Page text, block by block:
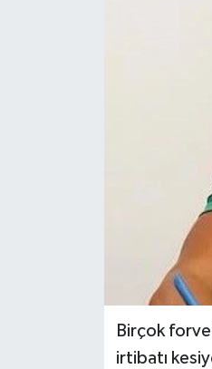
Birçok
irtibatı